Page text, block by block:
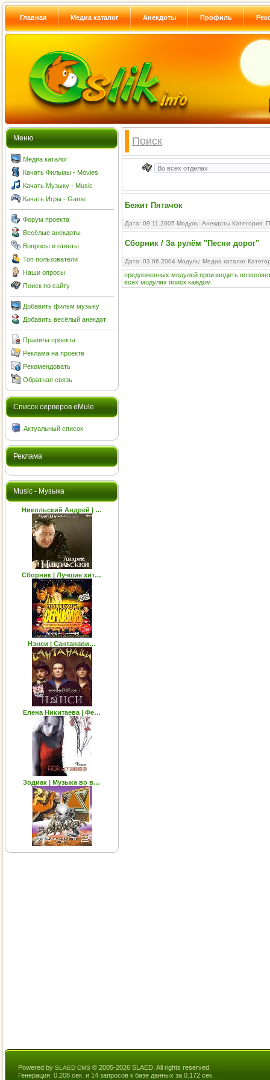
Главная Медиа каталог Анекдоты Профиль
Меню
Медиа каталог
Качать Фильмы - Movies
Качать Музыку - Music
Качать Игры - Game
Форум проекта
Весёлые анекдоты
Вопросы и ответы
Топ пользователи
Наши опросы
Поиск по сайту
Добавить фильм музыку
Добавить весёлый анекдот
Правила проекта
Реклама на проекте
Рекомендовать
Обратная связь
Cписок серверов eMule
Актуальный список
Реклама
Music - Музыка
Никольский Андрей | …
Сборник | Лучшие хит…
Нэнси | Сантанави…
Елена Никитаева | Фе…
Зодиак | Музыка во в…
Поиск
Бежит Пятачок
Дата: 09.11.2005 Модуль: Анекдоты Категория:
Сборник / За рулём "Песни дорог"
Дата: 03.06.2004 Модуль: Медиа каталог
предложенных модулей производить
всех модулях поиск каждом
Powered by SLAED CMS © 2005-2026 SLAED. All rights reserved.
Генерация: 0.208 сек. и 14 запросов к базе данных за 0.172 сек.